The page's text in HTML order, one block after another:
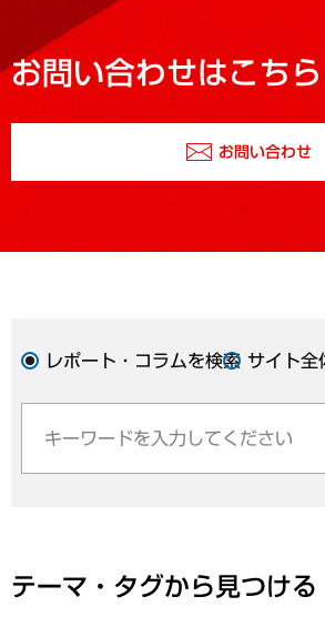
お問い合わせはこちら
お問い合わせ
レポート・コラムを検索 サイト全
テーマ・タグから見つける